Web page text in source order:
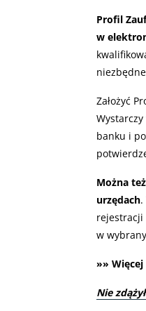
Profil
w
Założyć
banku i
Można
urzędach.
rejestracji
w
»»
Nie